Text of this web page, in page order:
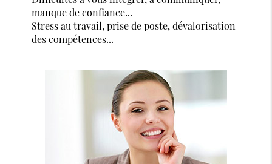
manque de confiance...
Stress au travail, prise de poste, dévalorisation
des compétences...